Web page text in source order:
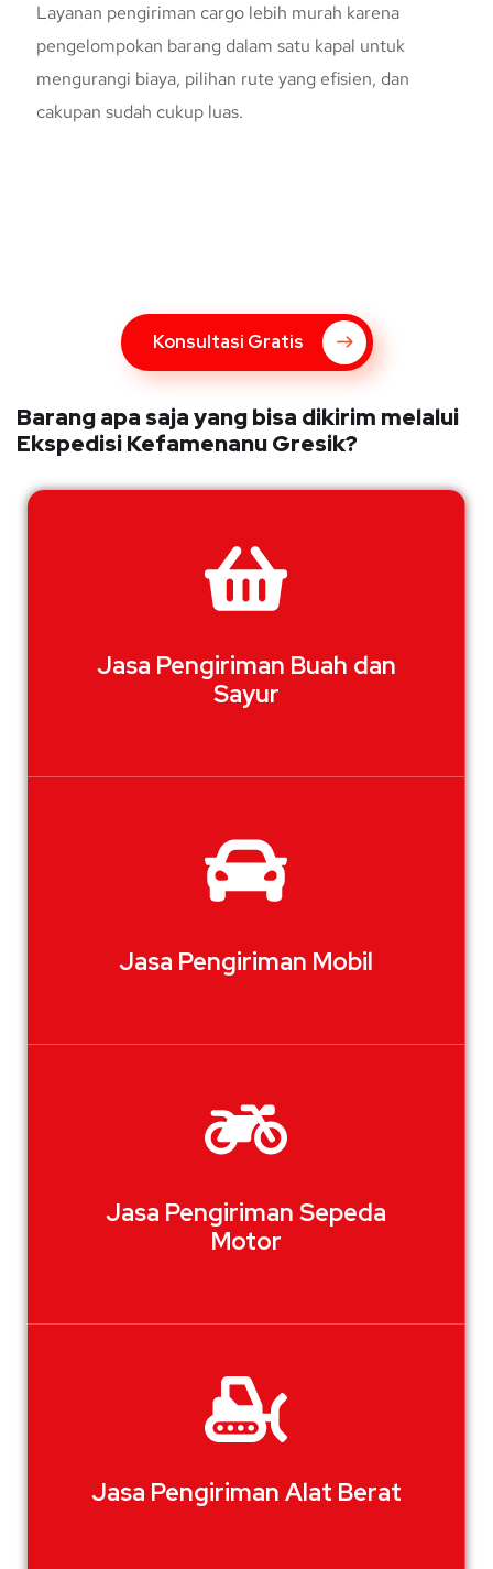
Layanan pengiriman cargo lebih murah karena
pengelompokan barang dalam satu kapal untuk
mengurangi biaya, pilihan rute yang efisien, dan
cakupan sudah cukup luas.
Konsultasi Gratis
Barang apa saja yang bisa dikirim melalui
Ekspedisi Kefamenanu Gresik?
Jasa Pengiriman Buah dan
Sayur
Jasa Pengiriman Mobil
Jasa Pengiriman Sepeda
Motor
Jasa Pengiriman Alat Berat